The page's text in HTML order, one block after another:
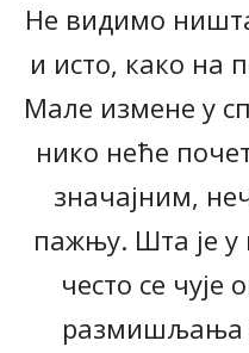
Не видимо
и исто, како на
Мале измене у
нико неће
значајним,
пажњу. Шта је у
често се чује
размишљања